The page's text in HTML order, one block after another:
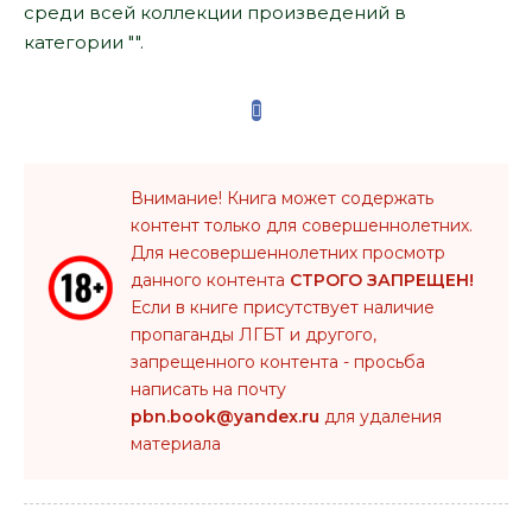
среди всей коллекции произведений в
категории "".
Внимание! Книга может содержать
контент только для совершеннолетних.
Для несовершеннолетних просмотр
данного контента СТРОГО ЗАПРЕЩЕН!
Если в книге присутствует наличие
пропаганды ЛГБТ и другого,
запрещенного контента - просьба
написать на почту
pbn.book@yandex.ru для удаления
материала